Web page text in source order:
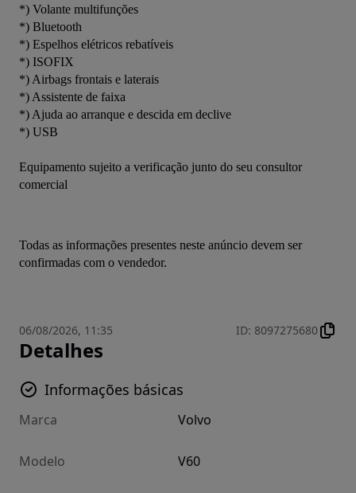
*) Volante multifunções
*) Bluetooth
*) Espelhos elétricos rebatíveis
*) ISOFIX
*) Airbags frontais e laterais
*) Assistente de faixa
*) Ajuda ao arranque e descida em declive
*) USB
Equipamento sujeito a verificação junto do seu consultor
comercial
Todas as informações presentes neste anúncio devem ser
confirmadas com o vendedor.
06/08/2026, 11:35 ID: 8097275680
Detalhes
Informações básicas
Marca Volvo
Modelo V60